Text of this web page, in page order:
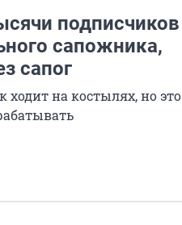
подписчиков
сапожника,
сапог
на костылях, но это